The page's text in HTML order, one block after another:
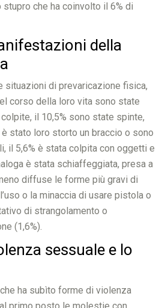
che ha coinvolto il 6% di
della
situazioni di prevaricazione fisica,
corso della loro vita sono state
il 10,5% sono state spinte,
stato loro storto un braccio o sono
il 5,6% è stata colpita con oggetti e
è stata schiaffeggiata, presa a
diffuse le forme più gravi di
o la minaccia di usare pistola o
di strangolamento o
(1,6%).
sessuale e lo
ha subìto forme di violenza